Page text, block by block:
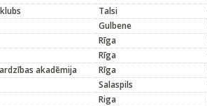
Talsi
Gulbene
Rīga
Rīga
akadēmija Rīga
Salaspils
Riga